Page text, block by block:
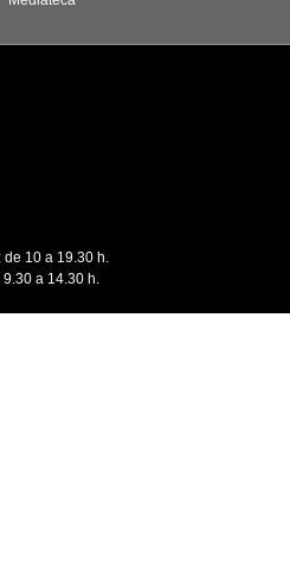
de 10 a 19.30 h.
a 14.30 h.